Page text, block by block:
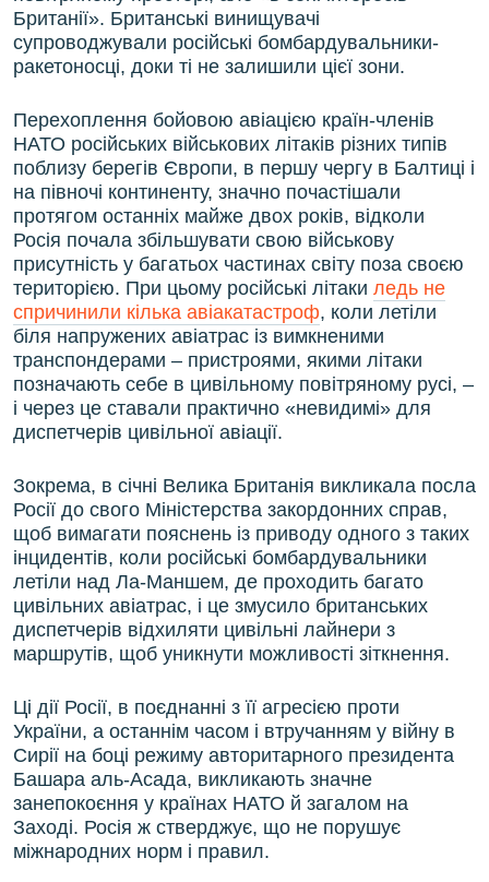
Британії». Британські винищувачі
супроводжували російські бомбардувальники-
ракетоносці, доки ті не залишили цієї зони.
Перехоплення бойовою авіацією країн-членів
НАТО російських військових літаків різних типів
поблизу берегів Європи, в першу чергу в Балтиці і
на півночі континенту, значно почастішали
протягом останніх майже двох років, відколи
Росія почала збільшувати свою військову
присутність у багатьох частинах світу поза своєю
територією. При цьому російські літаки ледь не
спричинили кілька авіакатастроф, коли летіли
біля напружених авіатрас із вимкненими
транспондерами – пристроями, якими літаки
позначають себе в цивільному повітряному русі, –
і через це ставали практично «невидимі» для
диспетчерів цивільної авіації.
Зокрема, в січні Велика Британія викликала посла
Росії до свого Міністерства закордонних справ,
щоб вимагати пояснень із приводу одного з таких
інцидентів, коли російські бомбардувальники
летіли над Ла-Маншем, де проходить багато
цивільних авіатрас, і це змусило британських
диспетчерів відхиляти цивільні лайнери з
маршрутів, щоб уникнути можливості зіткнення.
Ці дії Росії, в поєднанні з її агресією проти
України, а останнім часом і втручанням у війну в
Сирії на боці режиму авторитарного президента
Башара аль-Асада, викликають значне
занепокоєння у країнах НАТО й загалом на
Заході. Росія ж стверджує, що не порушує
міжнародних норм і правил.